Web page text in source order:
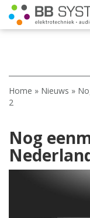
Home » Nieuws »
2
Nog